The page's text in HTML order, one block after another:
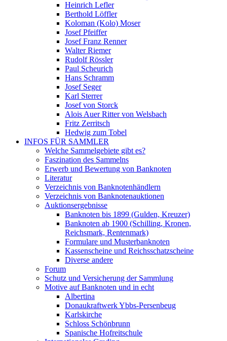
Heinrich Lefler
Berthold Löffler
Koloman (Kolo) Moser
Josef Pfeiffer
Josef Franz Renner
Walter Riemer
Rudolf Rössler
Paul Scheurich
Hans Schramm
Josef Seger
Karl Sterrer
Josef von Storck
Alois Auer Ritter von Welsbach
Fritz Zerritsch
Hedwig zum Tobel
INFOS FÜR SAMMLER
Welche Sammelgebiete gibt es?
Faszination des Sammelns
Erwerb und Bewertung von Banknoten
Literatur
Verzeichnis von Banknotenhändlern
Verzeichnis von Banknotenauktionen
Auktionsergebnisse
Banknoten bis 1899 (Gulden, Kreuzer)
Banknoten ab 1900 (Schilling, Kronen,
Reichsmark, Rentenmark)
Formulare und Musterbanknoten
Kassenscheine und Reichsschatzscheine
Diverse andere
Forum
Schutz und Versicherung der Sammlung
Motive auf Banknoten und in echt
Albertina
Donaukraftwerk Ybbs-Persenbeug
Karlskirche
Schloss Schönbrunn
Spanische Hofreitschule